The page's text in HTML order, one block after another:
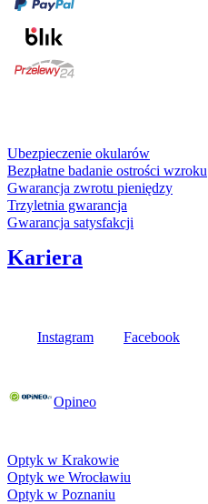
Ubezpieczenie okularów
Bezpłatne badanie ostrości wzroku
Gwarancja zwrotu pieniędzy
Trzyletnia gwarancja
Gwarancja satysfakcji
Kariera
Instagram Facebook
Opineo
Optyk w Krakowie
Optyk we Wrocławiu
Optyk w Poznaniu